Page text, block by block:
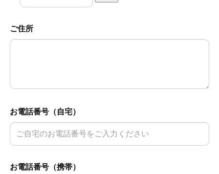
ご住所
お電話番号（自宅）
お電話番号（携帯）